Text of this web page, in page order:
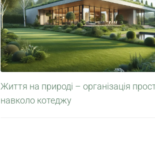
Життя на природі – організація
навколо котеджу